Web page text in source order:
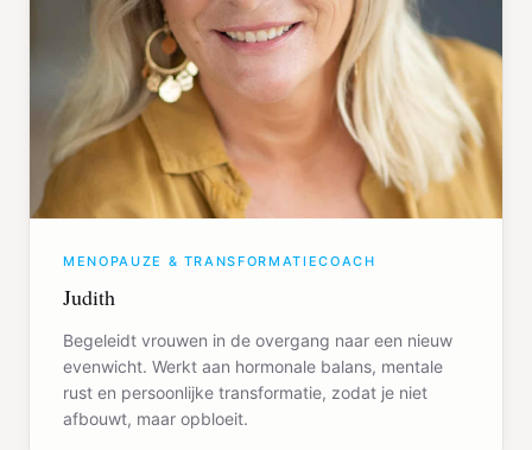
MENOPAUZE & TRANSFORMATIECOACH
Judith
Begeleidt vrouwen in de overgang naar een nieuw
evenwicht. Werkt aan hormonale balans, mentale
rust en persoonlijke transformatie, zodat je niet
afbouwt, maar opbloeit.